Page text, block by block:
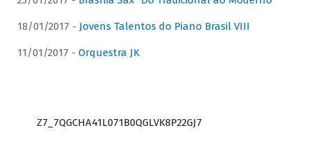
18/01/2017 - Jovens Talentos do Piano Brasil VIII
11/01/2017 - Orquestra JK
Z7_7QGCHA41L071B0QGLVK8P22GJ7